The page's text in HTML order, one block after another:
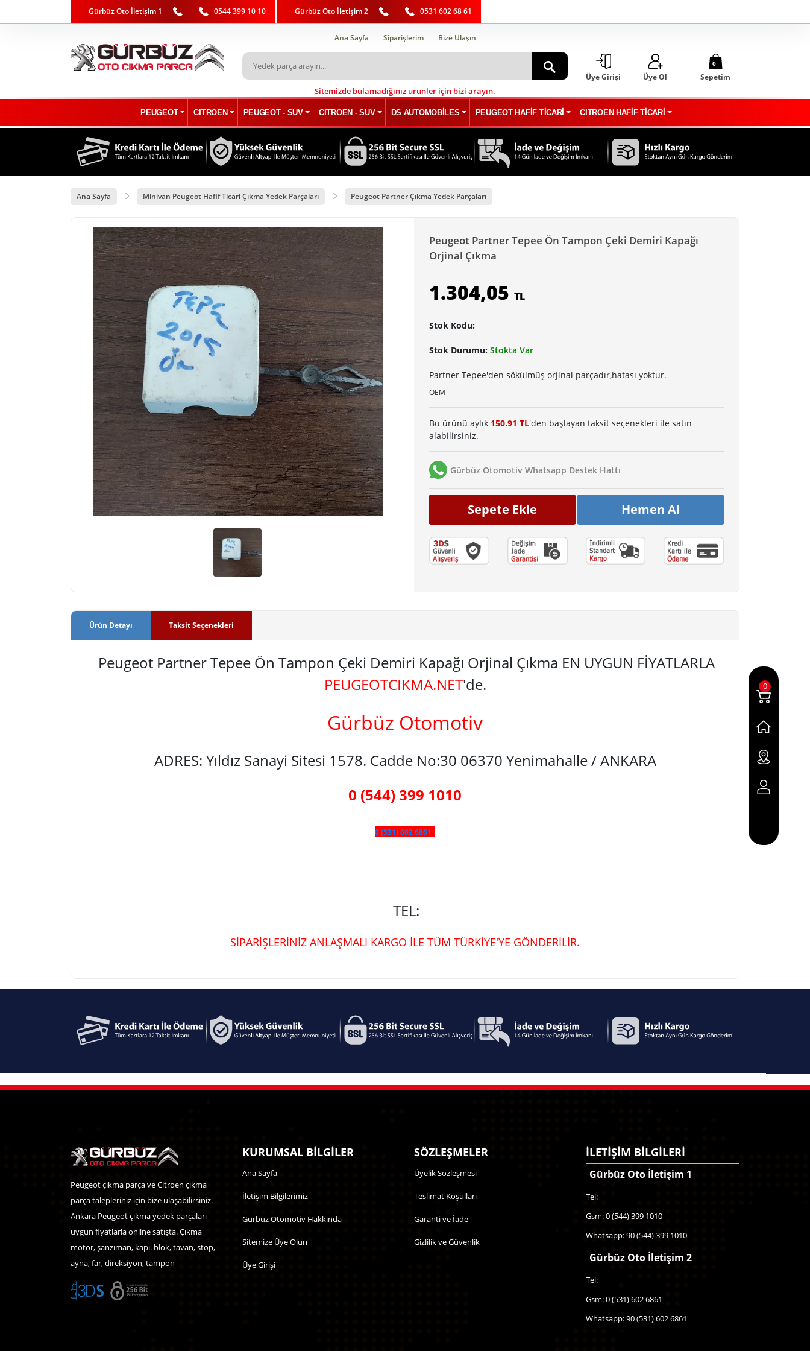
Gürbüz Oto İletişim 1 0544 399 10 10 Gürbüz Oto İletişim 2 0531 602 68 61
Ana Sayfa Siparişlerim Bize Ulaşın
Sitemizde bulamadığınız ürünler için bizi arayın.
Üye Girişi Üye Ol
0
Sepetim
PEUGEOT CITROEN PEUGEOT - SUV CITROEN - SUV DS AUTOMOBİLES PEUGEOT HAFİF TİCARİ CITROEN HAFİF TİCARİ
Ana Sayfa Minivan Peugeot Hafif Ticari Çıkma Yedek Parçaları Peugeot Partner Çıkma Yedek Parçaları
Peugeot Partner Tepee Ön Tampon Çeki Demiri Kapağı
Orjinal Çıkma
1.304,05 TL
Stok Kodu:
Stok Durumu: Stokta Var
Partner Tepee'den sökülmüş orjinal parçadır,hatası yoktur.
OEM
Bu ürünü aylık 150.91 TL'den başlayan taksit seçenekleri ile satın
alabilirsiniz.
Gürbüz Otomotiv Whatsapp Destek Hattı
Sepete Ekle Hemen Al
Ürün Detayı Taksit Seçenekleri
Peugeot Partner Tepee Ön Tampon Çeki Demiri Kapağı Orjinal Çıkma EN UYGUN FİYATLARLA
PEUGEOTCIKMA.NET'de.
Gürbüz Otomotiv
ADRES: Yıldız Sanayi Sitesi 1578. Cadde No:30 06370 Yenimahalle / ANKARA
0 (544) 399 1010
0 (531) 602 6861
TEL:
SİPARİŞLERİNİZ ANLAŞMALI KARGO İLE TÜM TÜRKİYE'YE GÖNDERİLİR.
0
Peugeot çıkma parça ve Citroen çıkma
parça talepleriniz için bize ulaşabilirsiniz.
Ankara Peugeot çıkma yedek parçaları
uygun fiyatlarla online satışta. Çıkma
motor, şanzıman, kapı. blok, tavan, stop,
ayna, far, direksiyon, tampon
KURUMSAL BİLGİLER
Ana Sayfa
İletişim Bilgilerimiz
Gürbüz Otomotiv Hakkında
Sitemize Üye Olun
Üye Girişi
SÖZLEŞMELER
Üyelik Sözleşmesi
Teslimat Koşulları
Garanti ve İade
Gizlilik ve Güvenlik
İLETİŞİM BİLGİLERİ
Gürbüz Oto İletişim 1
Tel:
Gsm: 0 (544) 399 1010
Whatsapp: 90 (544) 399 1010
Gürbüz Oto İletişim 2
Tel:
Gsm: 0 (531) 602 6861
Whatsapp: 90 (531) 602 6861